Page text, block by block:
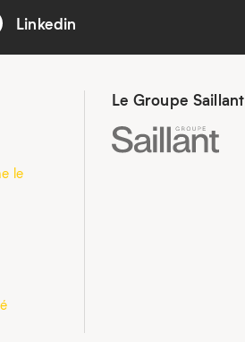
Linkedin
le
Le Groupe Saillant